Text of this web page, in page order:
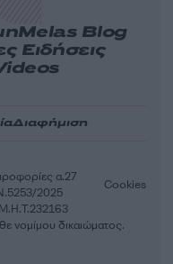
Melas Blog
Ειδήσεις
Διαφήμιση
α.27
2025
Cookies
νομίμου δικαιώματος.